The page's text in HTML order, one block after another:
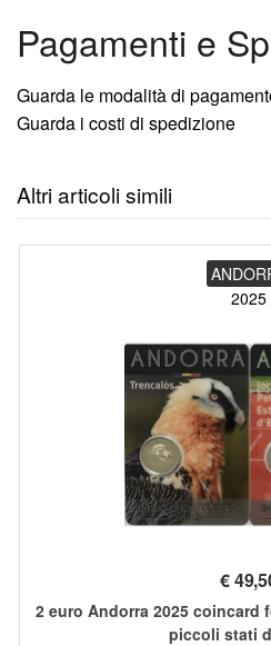
Pagamenti e
Guarda le modalità di
Guarda i costi di spedizione
Altri articoli simili
2025
€
2 euro Andorra 2025 coincard
piccoli stati